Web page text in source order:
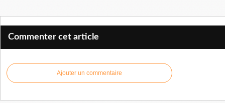
Commenter cet article
Ajouter un commentaire